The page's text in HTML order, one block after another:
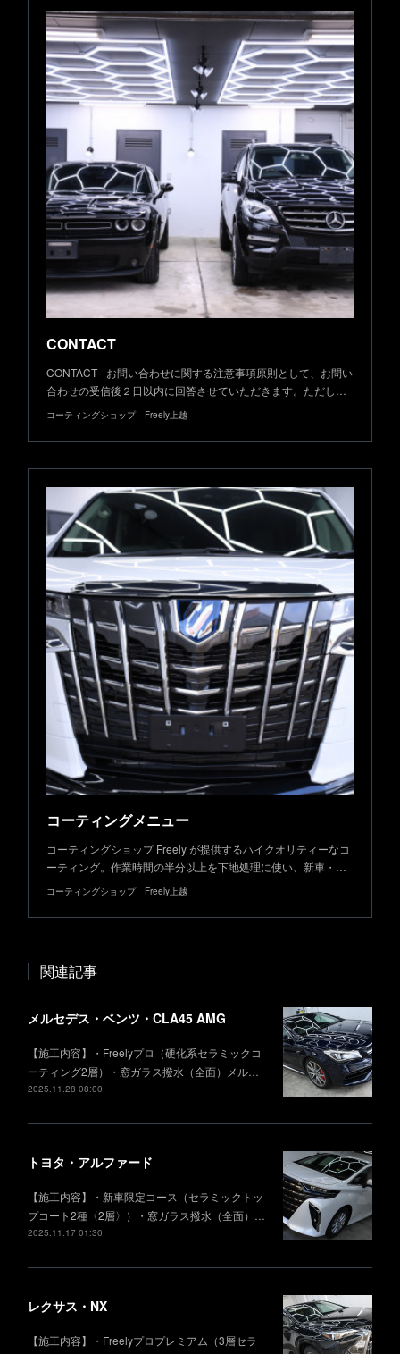
CONTACT
CONTACT - お問い合わせに関する注意事項原則として、お問い
合わせの受信後２日以内に回答させていただきます。ただし…
コーティングショップ Freely上越
コーティングメニュー
コーティングショップ Freely が提供するハイクオリティーなコ
ーティング。作業時間の半分以上を下地処理に使い、新車・…
コーティングショップ Freely上越
関連記事
メルセデス・ベンツ・CLA45 AMG
【施工内容】・Freelyプロ（硬化系セラミックコ
ーティング2層）・窓ガラス撥水（全面）メル…
2025.11.28 08:00
トヨタ・アルファード
【施工内容】・新車限定コース（セラミックトッ
プコート2種〈2層〉）・窓ガラス撥水（全面）…
2025.11.17 01:30
レクサス・NX
【施工内容】・Freelyプロプレミアム（3層セラ